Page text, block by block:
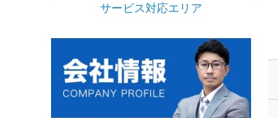
サービス対応エリア